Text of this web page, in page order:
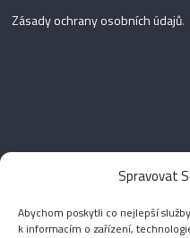
Spravovat
Abychom poskytli co nejlepší
k informacím o zařízení,
Zásady ochrany osobních údajů.